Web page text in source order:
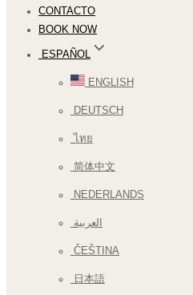
CONTACTO
BOOK NOW
ESPAÑOL
ENGLISH
DEUTSCH
ไทย
简体中文
NEDERLANDS
العربية
ČEŠTINA
日本語